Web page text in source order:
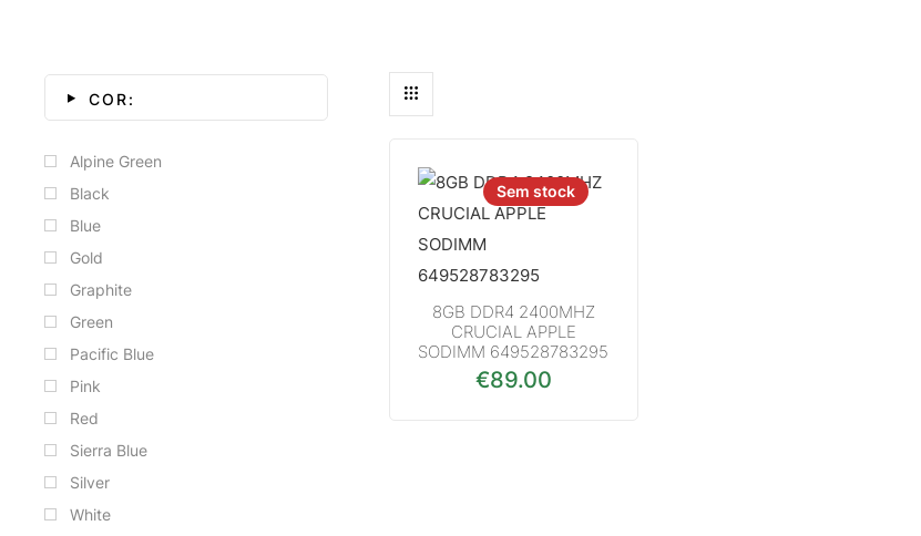
Sem stock
8GB DDR4 2400MHZ
CRUCIAL APPLE
SODIMM 649528783295
€89.00
COR:
Alpine Green
Black
Blue
Gold
Graphite
Green
Pacific Blue
Pink
Red
Sierra Blue
Silver
White